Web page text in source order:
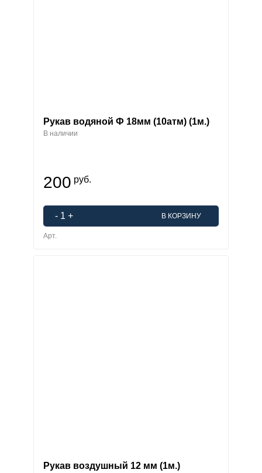
Рукав водяной Ф 18мм (10атм) (1м.)
В наличии
200 руб.
- 1 + В КОРЗИНУ
Арт.
Рукав воздушный 12 мм (1м.)